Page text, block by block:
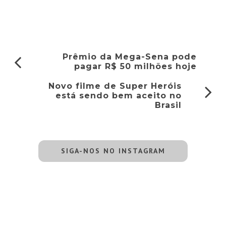
Prêmio da Mega-Sena pode
pagar R$ 50 milhões hoje
Novo filme de Super Heróis
está sendo bem aceito no
Brasil
SIGA-NOS NO INSTAGRAM